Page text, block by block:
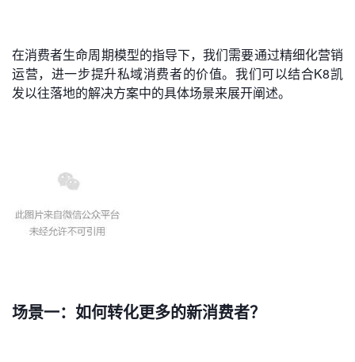
在消费者生命周期模型的指导下，我们需要通过精细化营销
运营，进一步提升私域消费者的价值。我们可以结合K8凯
发以往落地的解决方案中的具体场景来展开阐述。
场景一：如何转化更多的新消费者？